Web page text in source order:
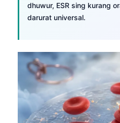
dhuwur, ESR sing kurang
darurat universal.